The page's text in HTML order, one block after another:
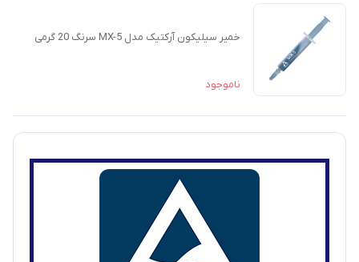
خمیر سیلیکون آرکتیک مدل MX-5 سرنگ 20 گرمی
ناموجود